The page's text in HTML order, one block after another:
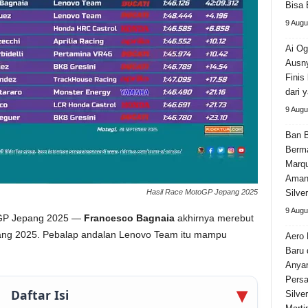
Hasil Race MotoGP Jepang 2025
Jepang 2025 — Francesco Bagnaiaakhirnya merebut
2025. Pebalap andalan Lenovo Team itu mampu
Daftar Isi
Bisa
9
Ai
Finis
dari
9
Ban
9
Aero
Baru